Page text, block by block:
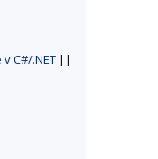
C#/.NET ||